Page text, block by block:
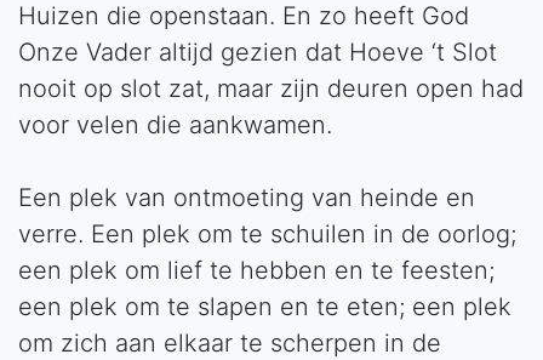
Huizen die openstaan. En zo heeft God
Onze Vader altijd gezien dat Hoeve ‘t Slot
nooit op slot zat, maar zijn deuren open had
voor velen die aankwamen.
Een plek van ontmoeting van heinde en
verre. Een plek om te schuilen in de oorlog;
een plek om lief te hebben en te feesten;
een plek om te slapen en te eten; een plek
om zich aan elkaar te scherpen in de